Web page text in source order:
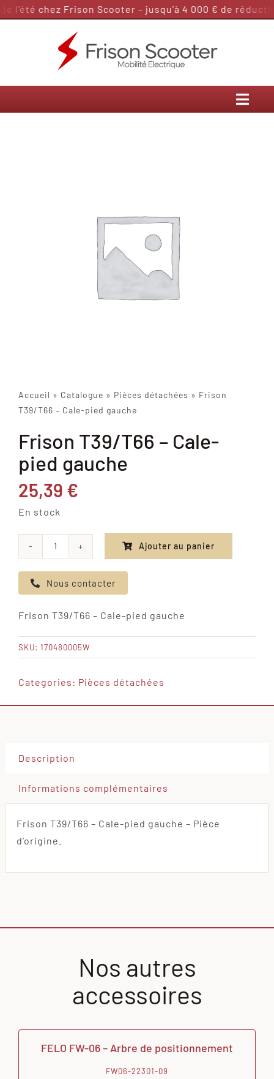
Passer
l’été chez Frison Scooter – jusqu’à 4 000 € de
Accueil » Catalogue » Pièces détachées » Frison
T39/T66 – Cale-pied gauche
Frison T39/T66 – Cale-
pied gauche
25,39 €
En stock
de
Frison
-
Cale-
pied
Ajouter au panier
Nous contacter
Frison T39/T66 – Cale-pied gauche
SKU: 170480005W
Categories: Pièces détachées
Description
Informations complémentaires
Frison T39/T66 – Cale-pied gauche – Pièce
d’origine.
Nos autres
accessoires
FELO FW-06 – Arbre de positionnement
FW06-22301-09